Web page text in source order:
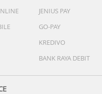
JENIUS PAY
GO-PAY
KREDIVO
BANK RAYA DEBIT